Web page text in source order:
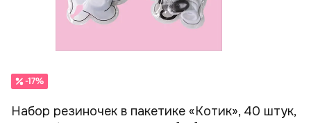
-17%
Набор резиночек в пакетике «Котик», 40 штук,